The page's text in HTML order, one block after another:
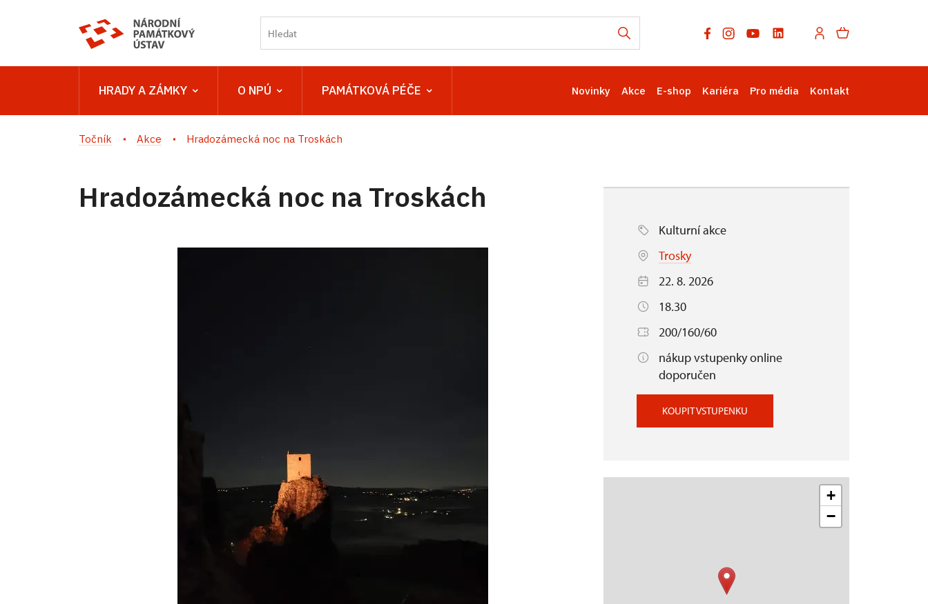
HRADY A ZÁMKY O NPÚ PAMÁTKOVÁ PÉČE Novinky Akce E-shop Kariéra Pro média Kontakt
Točník Akce Hradozámecká noc na Troskách
Hradozámecká noc na Troskách
Kulturní akce
Trosky
22. 8. 2026
18.30
200/160/60
nákup vstupenky online
doporučen
KOUPIT VSTUPENKU
+
−